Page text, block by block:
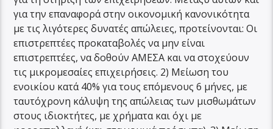
για την επαναφορά στην οικονομική κανονικότητα
με τις λιγότερες δυνατές απώλειες, προτείνονται: Οι
επιστρεπτέες προκαταβολές να μην είναι
επιστρεπτέες, να δοθούν ΑΜΕΣΑ και να στοχεύουν
τις μικρομεσαίες επιχειρήσεις. 2) Μείωση του
ενοικίου κατά 40% για τους επόμενους 6 μήνες, με
ταυτόχρονη κάλυψη της απώλειας των μισθωμάτων
στους ιδιοκτήτες, με χρήματα και όχι με